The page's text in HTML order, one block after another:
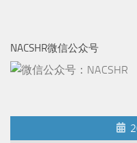
NACSHR微信公众号